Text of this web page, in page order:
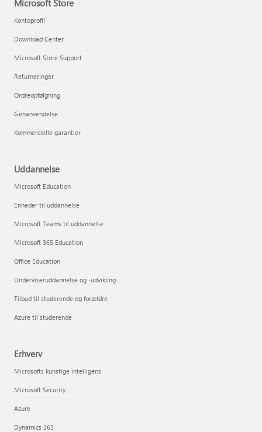
Microsoft Store
Kontoprofil
Download Center
Microsoft Store Support
Returneringer
Ordreopfølgning
Genanvendelse
Kommercielle garantier
Uddannelse
Microsoft Education
Enheder til uddannelse
Microsoft Teams til uddannelse
Microsoft 365 Education
Office Education
Underviseruddannelse og -udvikling
Tilbud til studerende og forældre
Azure til studerende
Erhverv
Microsofts kunstige intelligens
Microsoft Security
Azure
Dynamics 365